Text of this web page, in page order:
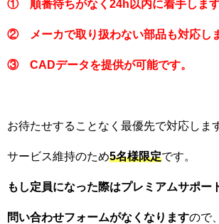
① 順番待ちがなく24h以内に着手します
② メーカで取り扱わない部品も対応しま
③ CADデータを提供が可能です。
お待たせすることなく最優先で対応しま
サービス維持のため5名様限定です。
もし定員になった際はプレミアムサポー
問い合わせフォームがなくなりますので、